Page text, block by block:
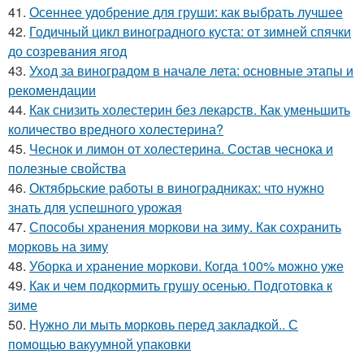
41. Осеннее удобрение для груши: как выбрать лучшее
42. Годичный цикл виноградного куста: от зимней спячки
до созревания ягод
43. Уход за виноградом в начале лета: основные этапы и
рекомендации
44. Как снизить холестерин без лекарств. Как уменьшить
количество вредного холестерина?
45. Чеснок и лимон от холестерина. Состав чеснока и
полезные свойства
46. Октябрьские работы в виноградниках: что нужно
знать для успешного урожая
47. Способы хранения моркови на зиму. Как сохранить
морковь на зиму
48. Уборка и хранение моркови. Когда 100% можно уже
49. Как и чем подкормить грушу осенью. Подготовка к
зиме
50. Нужно ли мыть морковь перед закладкой.. С
помощью вакуумной упаковки